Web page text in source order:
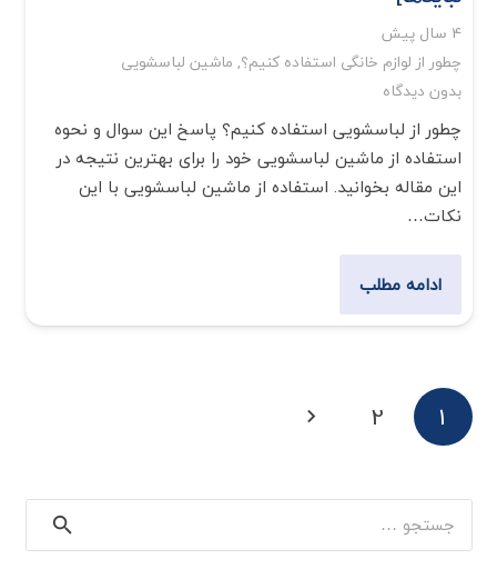
4 سال پیش
چطور از لوازم خانگی استفاده کنیم؟, ماشین لباسشویی
بدون دیدگاه
چطور از لباسشویی استفاده کنیم؟ پاسخ این سوال و نحوه
استفاده از ماشین لباسشویی خود را برای بهترین نتیجه در
این مقاله بخوانید. استفاده از ماشین لباسشویی با این
نکات…
ادامه مطلب
1
2
برای: